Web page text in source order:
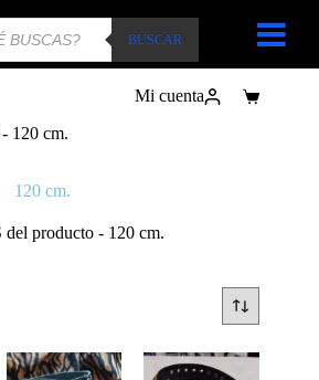
BUSCAR
Mi cuenta
Carro
- 120 cm.
120 cm.
producto- 120 cm.